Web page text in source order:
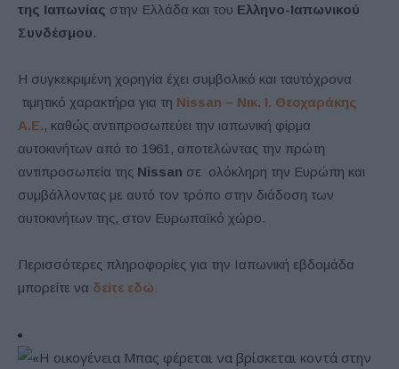
της Ιαπωνίας στην Ελλάδα και του Ελληνο-Ιαπωνικού
Συνδέσμου.
H συγκεκριμένη χορηγία έχει συμβολικό και ταυτόχρονα
τιμητικό χαρακτήρα για τη Nissan – Νικ. Ι. Θεοχαράκης
Α.Ε., καθώς αντιπροσωπεύει την ιαπωνική φίρμα
αυτοκινήτων από το 1961, αποτελώντας την πρώτη
αντιπροσωπεία της Nissan σε ολόκληρη την Ευρώπη και
συμβάλλοντας με αυτό τον τρόπο στην διάδοση των
αυτοκινήτων της, στον Ευρωπαϊκό χώρο.
Περισσότερες πληροφορίες για την Ιαπωνική εβδομάδα
μπορείτε να δείτε εδώ.